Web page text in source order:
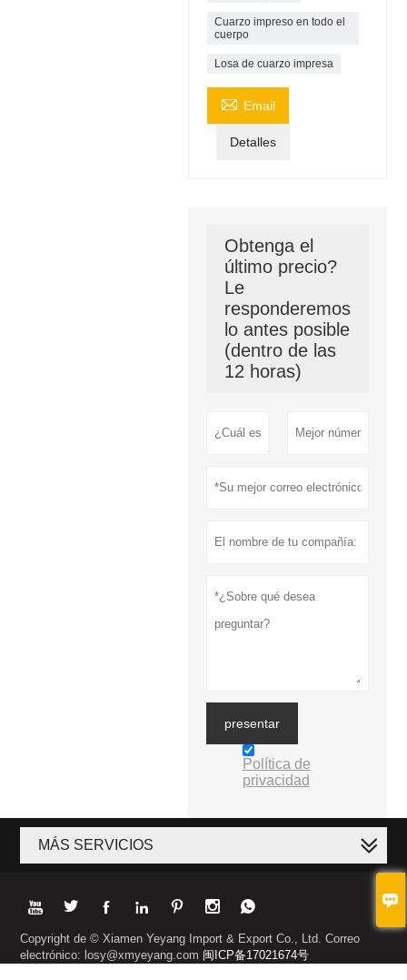

Cuarzo impreso en todo el
cuerpo
Losa de cuarzo impresa
 Email
Detalles
Obtenga el
último precio?
Le
responderemos
lo antes posible
(dentro de las
12 horas)
presentar
Política de
privacidad
MÁS SERVICIOS
      
Copyright de © Xiamen Yeyang Import & Export Co., Ltd. Correo
electrónico: losy@xmyeyang.com 闽ICP备17021674号